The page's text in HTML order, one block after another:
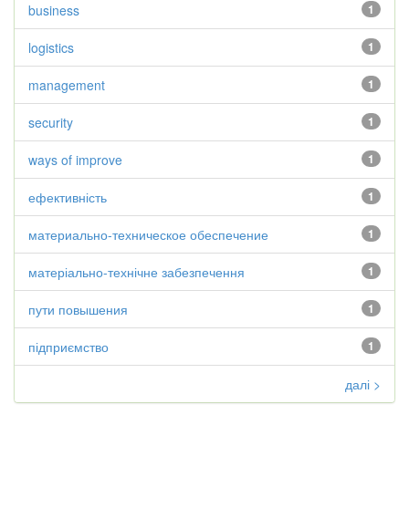
1
business
1
logistics
1
management
1
security
1
ways of improve
1
ефективність
1
материально-техническое обеспечение
1
матеріально-технічне забезпечення
1
пути повышения
1
підприємство
далі >